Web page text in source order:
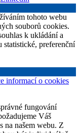
tohoto webu
souborů cookies.
k ukládání a
statistické, preferenční
informací o cookies
fungování
Váš
na našem webu. Z